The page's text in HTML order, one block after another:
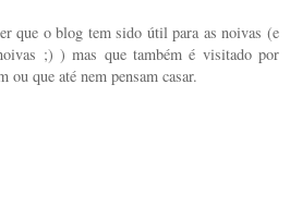
que o blog tem sido útil para as noivas (e
;) ) mas que também é visitado por
ou que até nem pensam casar.